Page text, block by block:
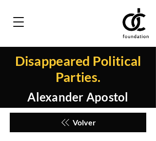
Disappeared Political
Parties.
Alexander Apostol
Volver